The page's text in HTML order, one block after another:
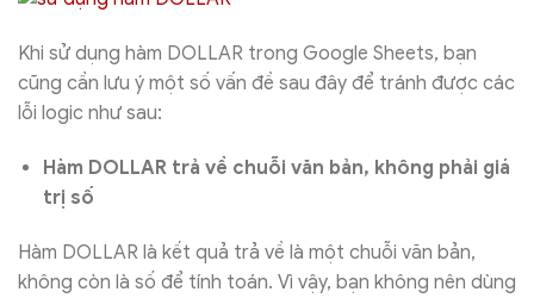
Khi sử dụng hàm DOLLAR trong Google Sheets, bạn
cũng cần lưu ý một số vấn đề sau đây để tránh được các
lỗi logic như sau:
Hàm DOLLAR trả về chuỗi văn bản, không phải giá
trị số
Hàm DOLLAR là kết quả trả về là một chuỗi văn bản,
không còn là số để tính toán. Vì vậy, bạn không nên dùng